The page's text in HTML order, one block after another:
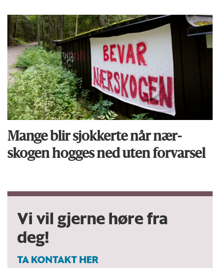
Mange blir sjokkerte når nær­
skogen hogges ned uten forvarsel
Vi vil gjerne høre fra
deg!
TA KONTAKT HER